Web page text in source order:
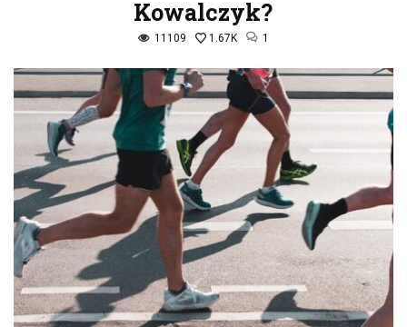
Kowalczyk?
11109 1.67K 1